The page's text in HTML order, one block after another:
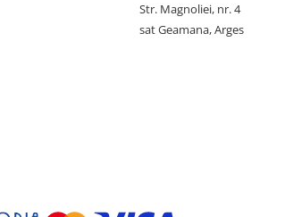
Str. Magnoliei, nr. 4
sat Geamana, Arges